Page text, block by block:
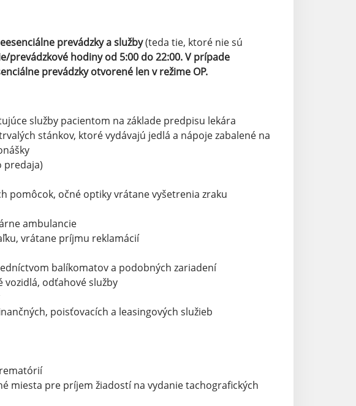
prevádzky a služby(teda tie, ktoré nie sú
prevádzkové hodiny od 5:00 do 22:00. V prípade
prevádzky otvorené len v režime OP.
služby pacientom na základe predpisu lekára
stánkov, ktoré vydávajú jedlá a nápoje zabalené na
predaja)
pomôcok, očné optiky vrátane vyšetrenia zraku
ambulancie
vrátane príjmu reklamácií
balíkomatov a podobných zariadení
odťahové služby
poisťovacích a leasingových služieb
miesta pre príjem žiadostí na vydanie tachografických